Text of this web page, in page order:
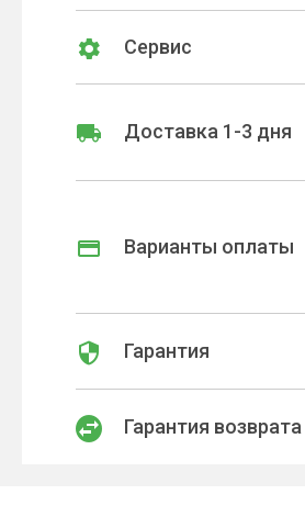
Сервис
Доставка 1-3 дня
Варианты оплаты
Гарантия
Гарантия возврата